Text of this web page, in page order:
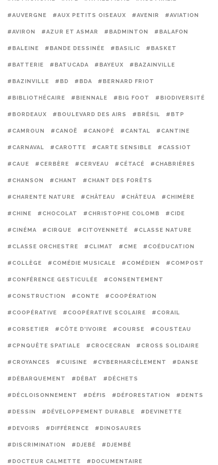
#AUVERGNE #AUX PETITS OISEAUX #AVENIR #AVIATION
#AVIRON #AZUR ET ASMAR #BADMINTON #BALAFON
#BALEINE #BANDE DESSINÉE #BASILIC #BASKET
#BATTERIE #BATUCADA #BAYEUX #BAZAINVILLE
#BAZINVILLE #BD #BDA #BERNARD FRIOT
#BIBLIOTHÉCAIRE #BIENNALE #BIG FOOT #BIODIVERSITÉ
#BORDEAUX #BOULEVARD DES AIRS #BRÉSIL #BTP
#CAMROUN #CANOË #CANOPÉ #CANTAL #CANTINE
#CARNAVAL #CAROTTE #CARTE SENSIBLE #CASSIOT
#CAUE #CERBÈRE #CERVEAU #CÉTACÉ #CHABRIÈRES
#CHANSON #CHANT #CHANT DES FORÊTS
#CHARENTE NATURE #CHÂTEAU #CHÂTEUA #CHIMÈRE
#CHINE #CHOCOLAT #CHRISTOPHE COLOMB #CIDE
#CINÉMA #CIRQUE #CITOYENNETÉ #CLASSE NATURE
#CLASSE ORCHESTRE #CLIMAT #CME #COÉDUCATION
#COLLÈGE #COMÉDIE MUSICALE #COMÉDIEN #COMPOST
#CONFÉRENCE GESTICULÉE #CONSENTEMENT
#CONSTRUCTION #CONTE #COOPÉRATION
#COOPÉRATIVE #COOPÉRATIVE SCOLAIRE #CORAIL
#CORSETIER #CÔTE D'IVOIRE #COURSE #COUSTEAU
#CPNQUÊTE SPATIALE #CROCECRAN #CROSS SOLIDAIRE
#CROYANCES #CUISINE #CYBERHARCÈLEMENT #DANSE
#DÉBARQUEMENT #DÉBAT #DÉCHETS
#DÉCLOISONNEMENT #DÉFIS #DÉFORESTATION #DENTS
#DESSIN #DÉVELOPPEMENT DURABLE #DEVINETTE
#DEVOIRS #DIFFÉRENCE #DINOSAURES
#DISCRIMINATION #DJEBÉ #DJEMBÉ
#DOCTEUR CALMETTE #DOCUMENTAIRE